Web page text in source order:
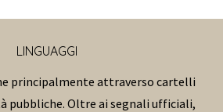
LINGUAGGI
principalmente attraverso cartelli
pubbliche. Oltre ai segnali ufficiali,